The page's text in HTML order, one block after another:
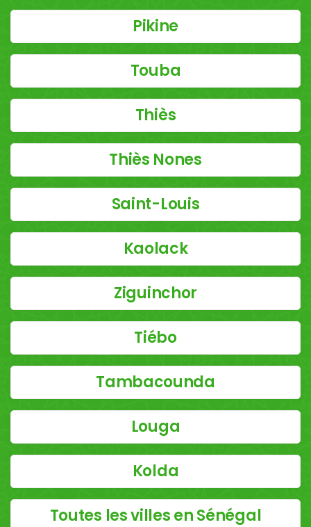
Pikine
Touba
Thiès
Thiès Nones
Saint-Louis
Kaolack
Ziguinchor
Tiébo
Tambacounda
Louga
Kolda
Toutes les villes en Sénégal